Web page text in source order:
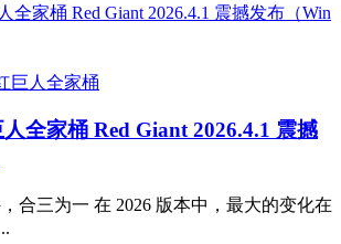
巨人全家桶
全家桶 Red Giant 2026.4.1 震撼
合三为一 在 2026 版本中，最大的变化在